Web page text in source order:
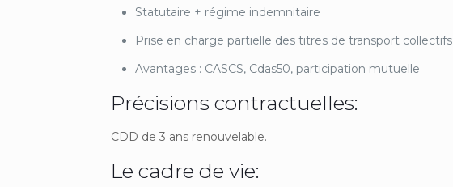
Statutaire + régime indemnitaire
Prise en charge partielle des titres de transport collectifs
Avantages : CASCS, Cdas50, participation mutuelle
Précisions contractuelles:
CDD de 3 ans renouvelable.
Le cadre de vie: